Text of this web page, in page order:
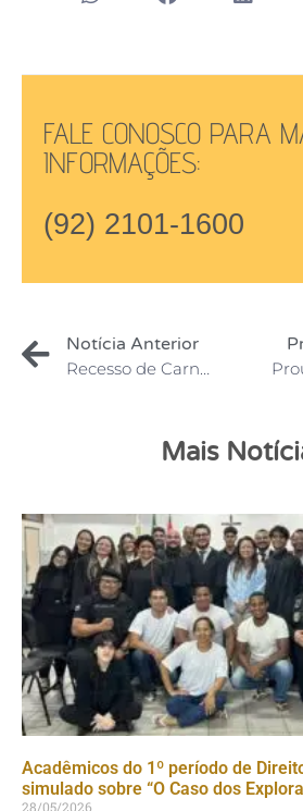
FALE CONOSCO PARA
INFORMAÇÕES:
(92) 2101-1600
Notícia Anterior
Mais
Acadêmicos do 1º período de
simulado sobre “O Caso dos
28/05/2026